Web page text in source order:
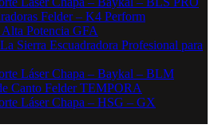
Felder – K4 Perform
Potencia GFA
Sierra Escuadradora Profesional para
Láser Chapa – Baykal – BLM
Canto Felder TEMPORA
Láser Chapa – HSG – GX